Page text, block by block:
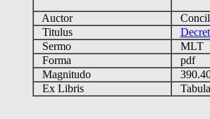
Auctor
Titulus
Sermo
MLT
Forma
pdf
Magnitudo
Ex Libris